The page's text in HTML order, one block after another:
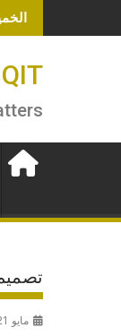
to
QIT
مايو 21, 2024